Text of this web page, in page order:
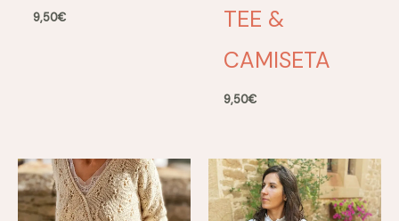
9,50€
TEE &
CAMISETA
9,50€